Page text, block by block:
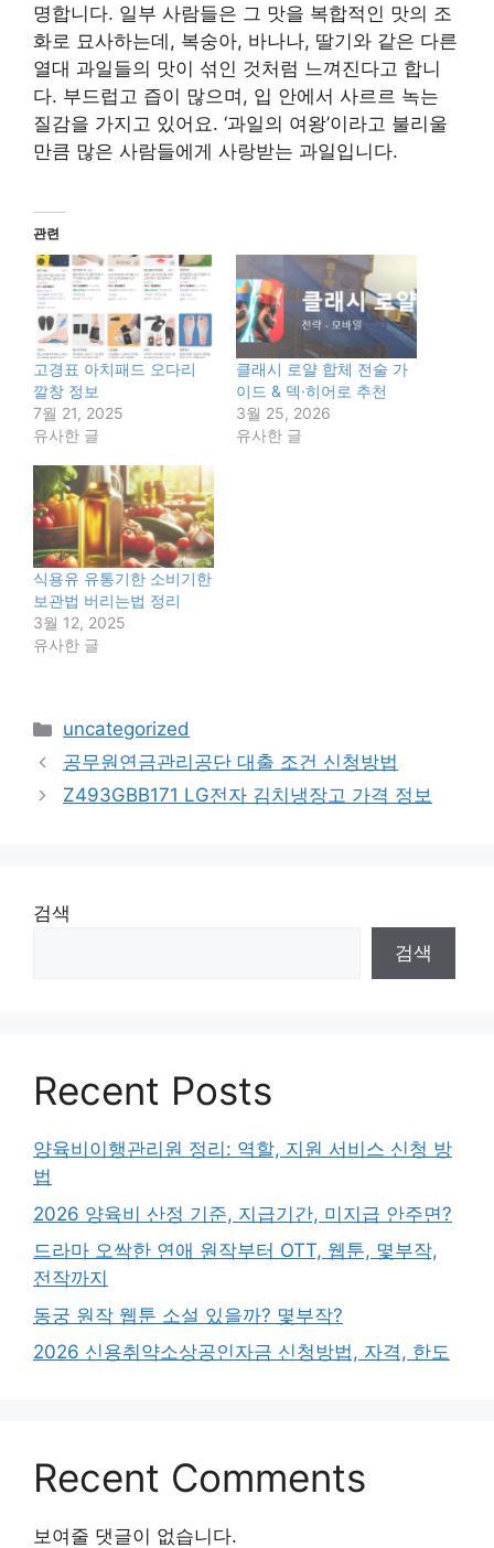
명합니다. 일부 사람들은 그 맛을 복합적인 맛의 조
화로 묘사하는데, 복숭아, 바나나, 딸기와 같은 다른
열대 과일들의 맛이 섞인 것처럼 느껴진다고 합니
다. 부드럽고 즙이 많으며, 입 안에서 사르르 녹는
질감을 가지고 있어요. ‘과일의 여왕’이라고 불리울
만큼 많은 사람들에게 사랑받는 과일입니다.
관련
고경표 아치패드 오다리
깔창 정보
7월 21, 2025
유사한 글
클래시 로얄 합체 전술 가
이드 & 덱·히어로 추천
3월 25, 2026
유사한 글
식용유 유통기한 소비기한
보관법 버리는법 정리
3월 12, 2025
유사한 글
카
테
리
uncategorized
공무원연금관리공단 대출 조건 신청방법
Z493GBB171 LG전자 김치냉장고 가격 정보
검색
검색
Recent Posts
양육비이행관리원 정리: 역할, 지원 서비스 신청 방
법
2026 양육비 산정 기준, 지급기간, 미지급 안주면?
드라마 오싹한 연애 원작부터 OTT, 웹툰, 몇부작,
전작까지
동궁 원작 웹툰 소설 있을까? 몇부작?
2026 신용취약소상공인자금 신청방법, 자격, 한도
Recent Comments
보여줄 댓글이 없습니다.